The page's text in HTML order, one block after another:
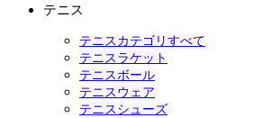
テニス
テニスカテゴリすべて
テニスラケット
テニスボール
テニスウェア
テニスシューズ